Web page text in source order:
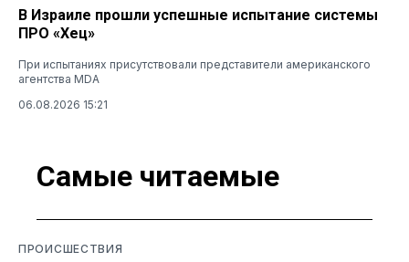
В Израиле прошли успешные испытание системы
ПРО «Хец»
При испытаниях присутствовали представители американского
агентства MDA
06.08.2026 15:21
Самые читаемые
ПРОИСШЕСТВИЯ